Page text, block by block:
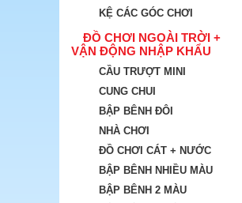
KỆ CÁC GÓC CHƠI
ĐỒ CHƠI NGOÀI TRỜI +
VẬN ĐỘNG NHẬP KHẨU
CẦU TRƯỢT MINI
CUNG CHUI
BẬP BÊNH ĐÔI
NHÀ CHƠI
ĐỒ CHƠI CÁT + NƯỚC
BẬP BÊNH NHIỀU MÀU
BẬP BÊNH 2 MÀU